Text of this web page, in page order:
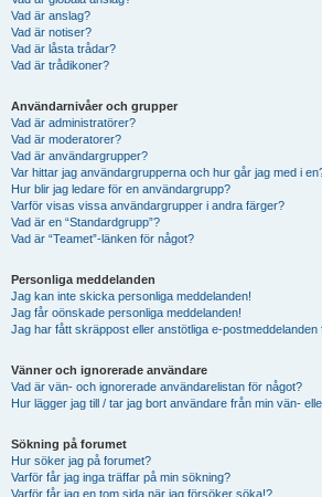
Vad är anslag?
Vad är notiser?
Vad är låsta trådar?
Vad är trådikoner?
Användarnivåer och grupper
Vad är administratörer?
Vad är moderatorer?
Vad är användargrupper?
Var hittar jag användargrupperna och hur går jag med i
Hur blir jag ledare för en användargrupp?
Varför visas vissa användargrupper i andra färger?
Vad är en “Standardgrupp”?
Vad är “Teamet”-länken för något?
Personliga meddelanden
Jag kan inte skicka personliga meddelanden!
Jag får oönskade personliga meddelanden!
Jag har fått skräppost eller anstötliga e-postmeddelanden
Vänner och ignorerade användare
Vad är vän- och ignorerade användarelistan för något?
Hur lägger jag till / tar jag bort användare från min vän-
Sökning på forumet
Hur söker jag på forumet?
Varför får jag inga träffar på min sökning?
Varför får jag en tom sida när jag försöker söka!?